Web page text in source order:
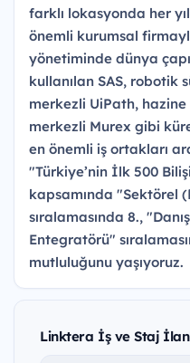
farklı lokasyonda her
önemli kurumsal
yönetiminde dünya
kullanılan SAS, robotik
merkezli UiPath,
merkezli Murex gibi
en önemli iş ortakları
"Türkiye’nin İlk 500
kapsamında "Sektörel
sıralamasında 8.,
Entegratörü"
mutluluğunu yaşıyoruz.
Linktera İş ve Staj